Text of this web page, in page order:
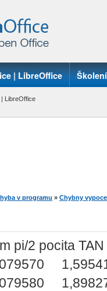
| LibreOffice Školení
LibreOffice
v programu » Chybny
pi/2 pocita